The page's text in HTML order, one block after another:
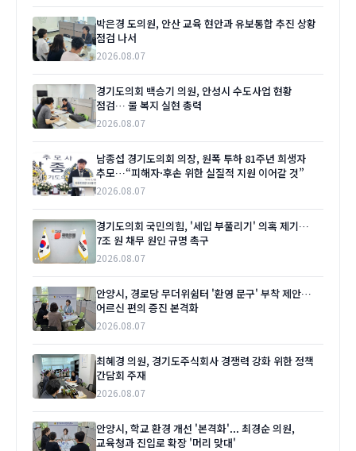
박은경 도의원, 안산 교육 현안과 유보통합 추진 상황
점검 나서
2026.08.07
경기도의회 백승기 의원, 안성시 수도사업 현황
점검… 물 복지 실현 총력
2026.08.07
남종섭 경기도의회 의장, 원폭 투하 81주년 희생자
추모…“피해자·후손 위한 실질적 지원 이어갈 것”
2026.08.07
경기도의회 국민의힘, '세입 부풀리기' 의혹 제기…
7조 원 채무 원인 규명 촉구
2026.08.07
안양시, 경로당 무더위쉼터 '환영 문구' 부착 제안…
어르신 편의 증진 본격화
2026.08.07
최혜경 의원, 경기도주식회사 경쟁력 강화 위한 정책
간담회 주재
2026.08.07
안양시, 학교 환경 개선 '본격화'... 최경순 의원,
교육청과 진입로 확장 '머리 맞대'